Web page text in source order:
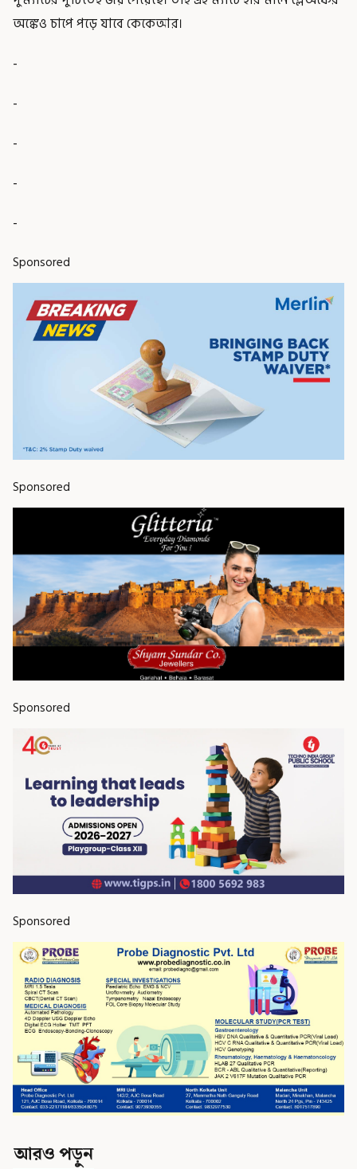
অঙ্কেও চাপে পড়ে যাবে কেকেআর।
-
-
-
-
-
Sponsored
Sponsored
Sponsored
Sponsored
আরও পড়ুন